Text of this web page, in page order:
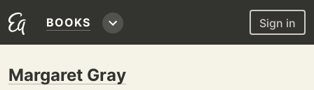
BOOKS Sign in
Margaret Gray